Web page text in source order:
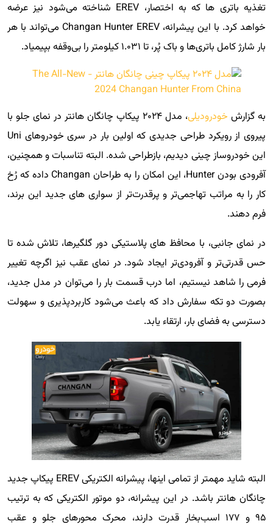
تغذیه باتری ها که به اختصار، EREV شناخته می‌شود نیز عرضه
خواهد کرد. با این پیشرانه، Changan Hunter EREV می‌تواند با هر
بار شارژ کامل باتری‌ها و باک پُر، تا ۱.۰۳۱ کیلومتر را بی‌وقفه بپیمیاد.
به گزارش خودرودیلی
، مدل ۲۰۲۴ پیکاپ چانگان هانتر در نمای جلو با
پیروی از رویکرد طراحی جدیدی که اولین بار در سری خودروهای Uni
این خودروساز چینی دیدیم، بازطراحی شده. البته تناسبات و همچنین،
آفرودی بودن Hunter، این امکان را به طراحان Changan داده که رُخ
کار را به مراتب تهاجمی‌تر و پرقدرت‌تر از سواری های جدید این برند،
فرم دهند.
در نمای جانبی، با محافظ های پلاستیکی دور گلگیرها، تلاش شده تا
حس قدرتی‌تر و آفرودی‌تر ایجاد شود. در نمای عقب نیز اگرچه تغییر
فرمی را شاهد نیستیم، اما درب قسمت بار را می‌توان در مدل جدید،
بصورت دو تکه سفارش داد که باعث می‌شود کاربردپذیری و سهولت
دسترسی به فضای بار، ارتقاء یابد.
البته شاید مهمتر از تمامی اینها، پیشرانه الکتریکی EREV پیکاپ جدید
چانگان هانتر باشد. در این پیشرانه، دو موتور الکتریکی که به ترتیب
۹۵ و ۱۷۷ اسب‌بخار قدرت دارند، محرک محورهای جلو و عقب